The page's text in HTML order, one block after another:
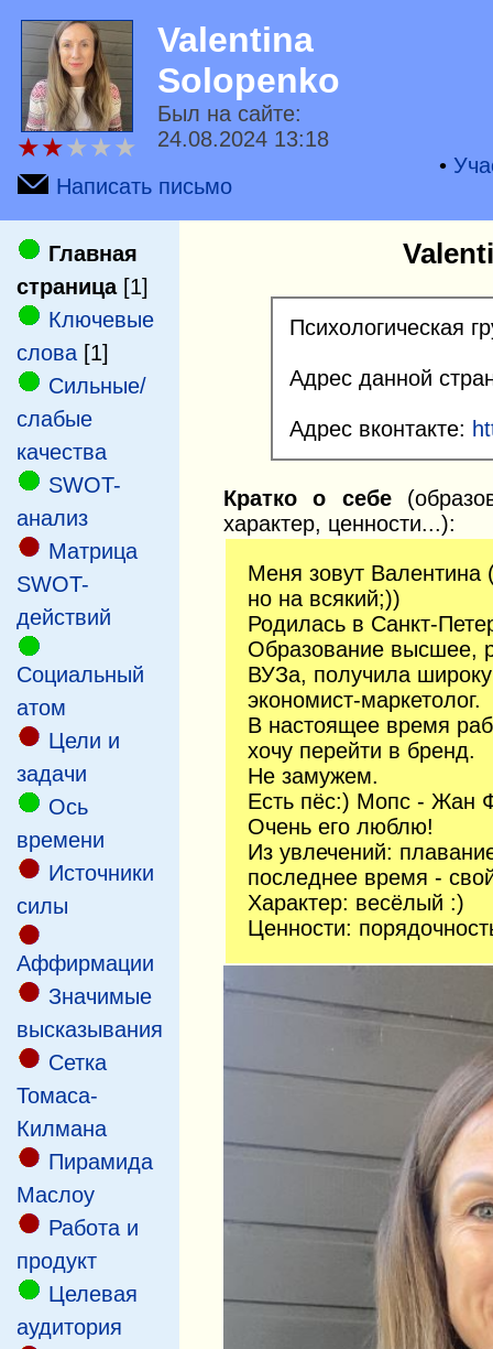
★★★★★
Valentina
Solopenko
Был на сайте:
24.08.2024 13:18
Написать письмо
•
Главная
страница [1]
Ключевые
слова [1]
Сильные/
слабые
качества
SWOT-
анализ
Матрица
SWOT-
действий
Социальный
атом
Цели и
задачи
Ось
времени
Источники
силы
Аффирмации
Значимые
высказывания
Сетка
Томаса-
Килмана
Пирамида
Маслоу
Работа и
продукт
Целевая
аудитория
Психологическая
Адрес данной
Адрес вконтакте:
Кратко о себе
характер, ценности...):
Меня зовут Валентина
но на всякий;))
Родилась в Санкт-
Образование высшее,
ВУЗа, получила
экономист-маркетолог.
В настоящее время
хочу перейти в бренд.
Не замужем.
Есть пёс:) Мопс - Жан
Очень его люблю!
Из увлечений:
последнее время -
Характер: весёлый :)
Ценности: